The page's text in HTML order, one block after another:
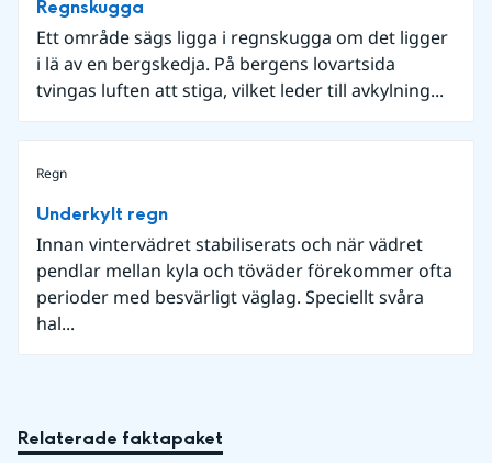
Regnskugga
Ett område sägs ligga i regnskugga om det ligger
i lä av en bergskedja. På bergens lovartsida
tvingas luften att stiga, vilket leder till avkylning...
Regn
Underkylt regn
Innan vintervädret stabiliserats och när vädret
pendlar mellan kyla och töväder förekommer ofta
perioder med besvärligt väglag. Speciellt svåra
hal...
Relaterade faktapaket